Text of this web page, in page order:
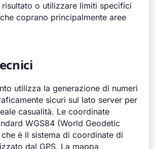
o utilizzare limiti specifici
coprano principalmente aree
utilizza la generazione di numeri
sicuri sul lato server per
casualità. Le coordinate
WGS84 (World Geodetic
è il sistema di coordinate di
dal GPS. La mappa